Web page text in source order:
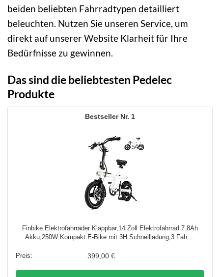
beiden beliebten Fahrradtypen detailliert
beleuchten. Nutzen Sie unseren Service, um
direkt auf unserer Website Klarheit für Ihre
Bedürfnisse zu gewinnen.
Das sind die beliebtesten Pedelec
Produkte
1
Finbike Elektrofahrräder Klappbar,14 Zoll Elektrofahrrad 7.8Ah
Akku,250W Kompakt E-Bike mit 3H Schnellladung,3 Fah ...
399,00 €